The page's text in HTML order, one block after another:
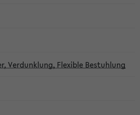
Verdunklung, Flexible Bestuhlung